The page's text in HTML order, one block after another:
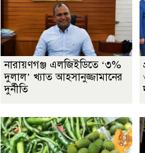
নারায়ণগঞ্জ এলজিইডিতে ‘৩%
দুলাল’ খ্যাত আহসানুজ্জামানের
দুর্নীতি